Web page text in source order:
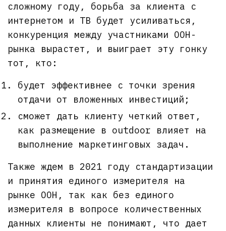
сложному году, борьба за клиента с
интернетом и ТВ будет усиливаться,
конкуренция между участниками OOH-
рынка вырастет, и выиграет эту гонку
тот, кто:
будет эффективнее с точки зрения
отдачи от вложенных инвестиций;
сможет дать клиенту четкий ответ,
как размещение в outdoor влияет на
выполнение маркетинговых задач.
Также ждем в 2021 году стандартизации
и принятия единого измерителя на
рынке OOH, так как без единого
измерителя в вопросе количественных
данных клиенты не понимают, что дает